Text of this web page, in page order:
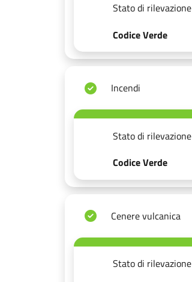
Stato di rilevazione
Codice Verde
Incendi
Stato di rilevazione
Codice Verde
Cenere vulcanica
Stato di rilevazione